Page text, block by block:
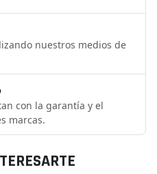
nuestros medios de
con la garantía y el
marcas.